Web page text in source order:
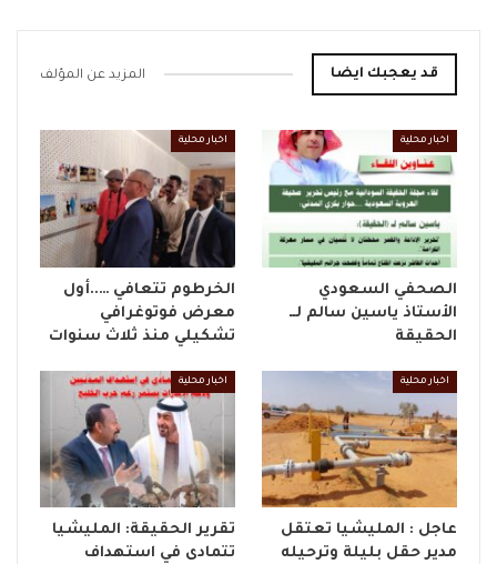
قد يعجبك ايضا المزيد عن المؤلف
اخبار محلية
الصحفي السعودي
الأستاذ ياسين سالم لــ
الحقيقة
اخبار محلية
الخرطوم تتعافي …..أول
معرض فوتوغرافي
تشكيلي منذ ثلاث سنوات
اخبار محلية
عاجل : المليشيا تعتقل
مدير حقل بليلة وترحيله
اخبار محلية
تقرير الحقيقة: المليشيا
تتمادى في استهداف